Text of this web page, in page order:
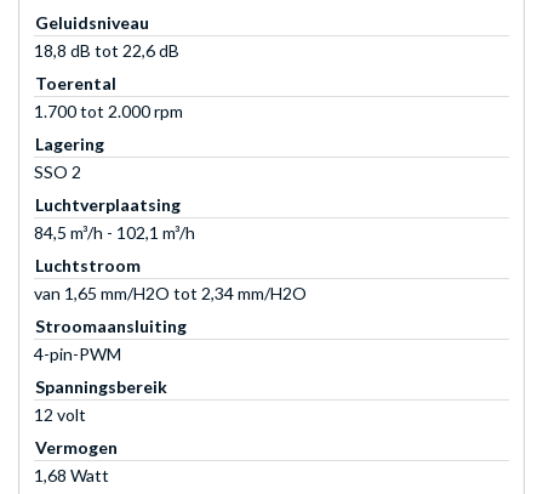
Geluidsniveau
18,8 dB tot 22,6 dB
Toerental
1.700 tot 2.000 rpm
Lagering
SSO 2
Luchtverplaatsing
84,5 m³/h - 102,1 m³/h
Luchtstroom
van 1,65 mm/H2O tot 2,34 mm/H2O
Stroomaansluiting
4-pin-PWM
Spanningsbereik
12 volt
Vermogen
1,68 Watt